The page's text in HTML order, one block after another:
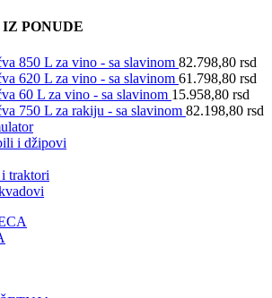
PONUDE
850 L za vino - sa slavinom 82.798,80 rsd
620 L za vino - sa slavinom 61.798,80 rsd
60 L za vino - sa slavinom 15.958,80 rsd
750 L za rakiju - sa slavinom 82.198,80 rsd
i džipovi
traktori